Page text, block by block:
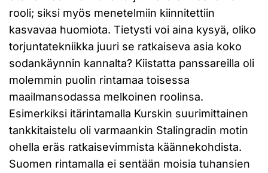
rooli; siksi myös menetelmiin kiinnitettiin
kasvavaa huomiota. Tietysti voi aina kysyä, oliko
torjuntatekniikka juuri se ratkaiseva asia koko
sodankäynnin kannalta? Kiistatta panssareilla oli
molemmin puolin rintamaa toisessa
maailmansodassa melkoinen roolinsa.
Esimerkiksi itärintamalla Kurskin suurimittainen
tankkitaistelu oli varmaankin Stalingradin motin
ohella eräs ratkaisevimmista käännekohdista.
Suomen rintamalla ei sentään moisia tuhansien